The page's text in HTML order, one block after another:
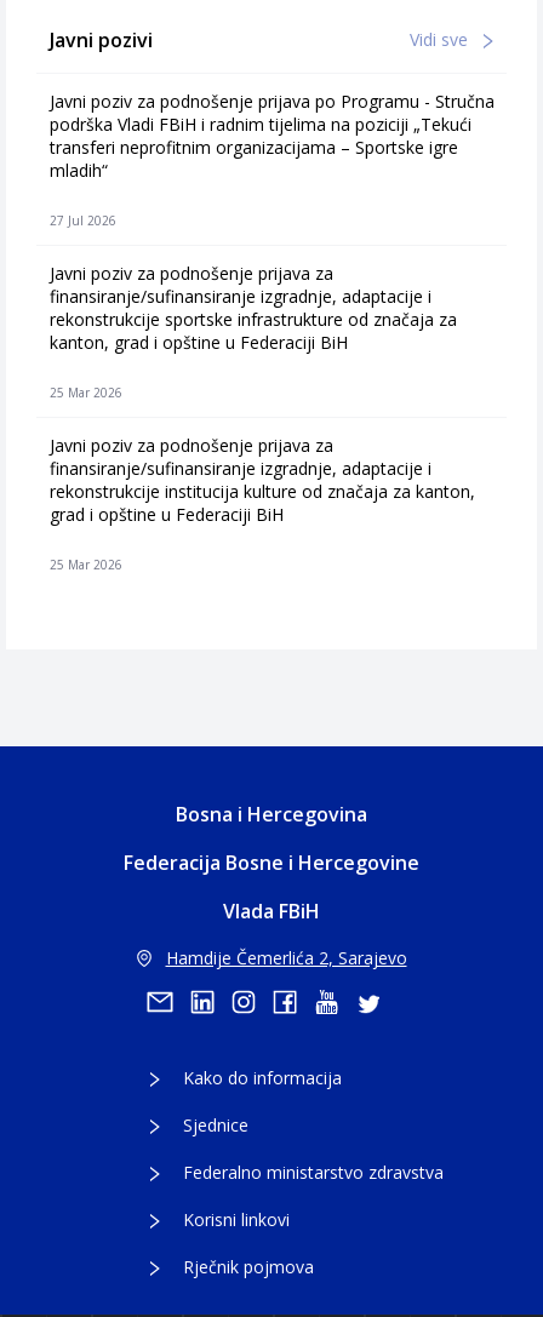
Javni pozivi Vidi sve
Javni poziv za podnošenje prijava po Programu - Stručna
podrška Vladi FBiH i radnim tijelima na poziciji „Tekući
transferi neprofitnim organizacijama – Sportske igre
mladih“
27 Jul 2026
Javni poziv za podnošenje prijava za
finansiranje/sufinansiranje izgradnje, adaptacije i
rekonstrukcije sportske infrastrukture od značaja za
kanton, grad i opštine u Federaciji BiH
25 Mar 2026
Javni poziv za podnošenje prijava za
finansiranje/sufinansiranje izgradnje, adaptacije i
rekonstrukcije institucija kulture od značaja za kanton,
grad i opštine u Federaciji BiH
25 Mar 2026
Bosna i Hercegovina
Federacija Bosne i Hercegovine
Vlada FBiH
Hamdije Čemerlića 2, Sarajevo
Kako do informacija
Sjednice
Federalno ministarstvo zdravstva
Korisni linkovi
Rječnik pojmova